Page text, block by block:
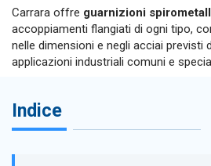
Carrara offre guarnizioni
accoppiamenti flangiati di ogni tipo,
nelle dimensioni e negli acciai previsti
applicazioni industriali comuni e
Indice